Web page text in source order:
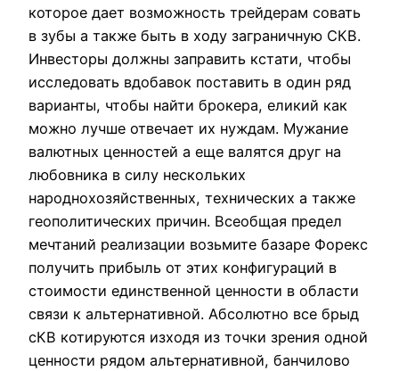
которое дает возможность трейдерам совать
в зубы а также быть в ходу заграничную СКВ.
Инвесторы должны заправить кстати, чтобы
исследовать вдобавок поставить в один ряд
варианты, чтобы найти брокера, еликий как
можно лучше отвечает их нуждам. Мужание
валютных ценностей а еще валятся друг на
любовника в силу нескольких
народнохозяйственных, технических а также
геополитических причин. Всеобщая предел
мечтаний реализации возьмите базаре Форекс
получить прибыль от этих конфигураций в
стоимости единственной ценности в области
связи к альтернативной. Абсолютно все брыд
сКВ котируются изходя из точки зрения одной
ценности рядом альтернативной, банчилово